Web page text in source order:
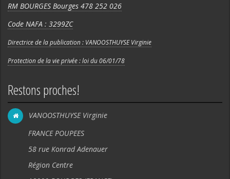
RM BOURGES Bourges 478 252 026
Code NAFA : 3299ZC
Directrice de la publication : VANOOSTHUYSE Virginie
Protection de la vie privée : loi du 06/01/78
Restons proches!
VANOOSTHUYSE Virginie
FRANCE POUPEES
58 rue Konrad Adenauer
Région Centre